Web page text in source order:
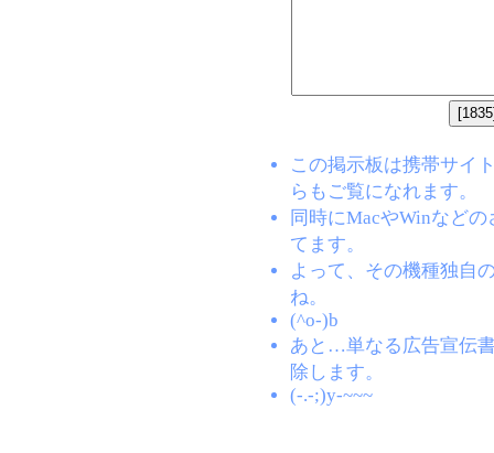
この掲示板は携帯サイ
らもご覧になれます。
同時にMacやWinなど
てます。
よって、その機種独自
ね。
(^o-)b
あと…単なる広告宣伝
除します。
(-.-;)y-~~~